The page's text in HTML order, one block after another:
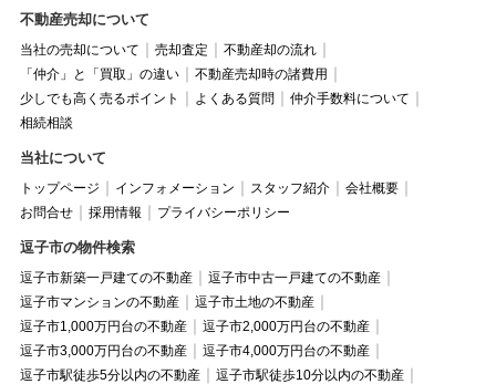
不動産売却について
当社の売却について 売却査定
不動産却の流れ
「仲介」と「買取」の違い
不動産売却時の諸費用
少しでも高く売るポイント
よくある質問
仲介手数料について
相続相談
当社について
トップページ インフォメーション スタッフ紹介
会社概要
お問合せ
採用情報 プライバシーポリシー
逗子市の物件検索
逗子市新築一戸建ての不動産
逗子市中古一戸建ての不動産
逗子市マンションの不動産
逗子市土地の不動産
逗子市1,000万円台の不動産
逗子市2,000万円台の不動産
逗子市3,000万円台の不動産
逗子市4,000万円台の不動産
逗子市駅徒歩5分以内の不動産
逗子市駅徒歩10分以内の不動産